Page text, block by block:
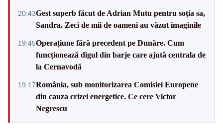
20:43Gest superb făcut de Adrian Mutu pentru soția sa,
Sandra. Zeci de mii de oameni au văzut imaginile
19:45Operațiune fără precedent pe Dunăre. Cum
funcționează digul din barje care ajută centrala de
la Cernavodă
19:17România, sub monitorizarea Comisiei Europene
din cauza crizei energetice. Ce cere Victor
Negrescu